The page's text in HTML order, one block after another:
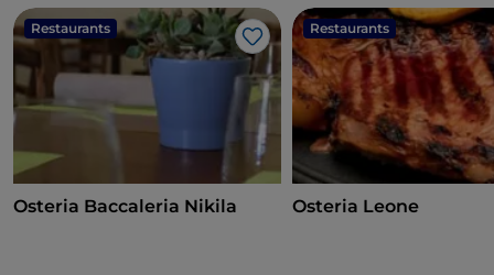
Restaurants
Like
Osteria Baccaleria Nikila
Restaurants
Osteria Leone